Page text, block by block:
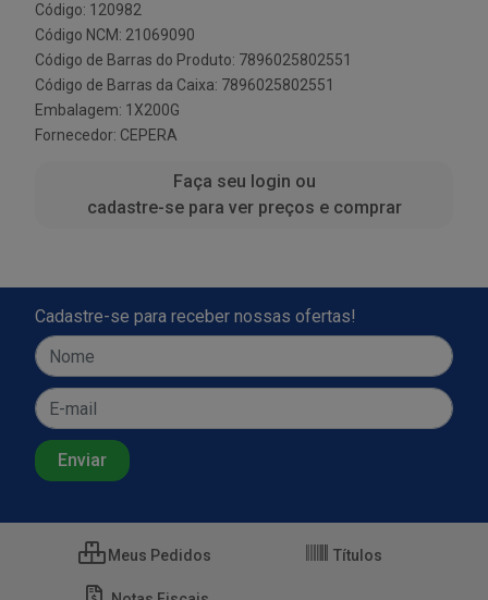
Código: 120982
Código NCM: 21069090
Código de Barras do Produto: 7896025802551
Código de Barras da Caixa: 7896025802551
Embalagem: 1X200G
Fornecedor: CEPERA
Faça seu login ou
cadastre-se para ver preços e comprar
Cadastre-se para receber nossas ofertas!
Meus Pedidos Títulos